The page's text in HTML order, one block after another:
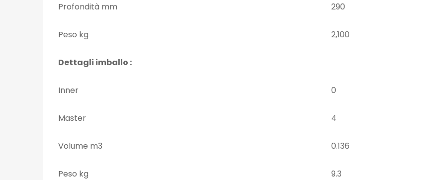
Profondità mm 290
Peso kg 2,100
Dettagli imballo :
Inner 0
Master 4
Volume m3 0.136
Peso kg 9.3